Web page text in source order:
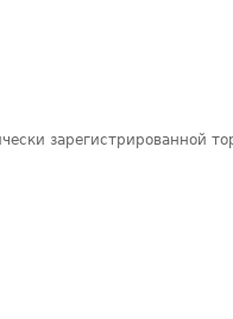
зарегистрированной